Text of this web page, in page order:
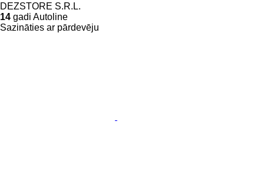
DEZSTORE S.R.L.
14 gadi Autoline
Sazināties ar pārdevēju